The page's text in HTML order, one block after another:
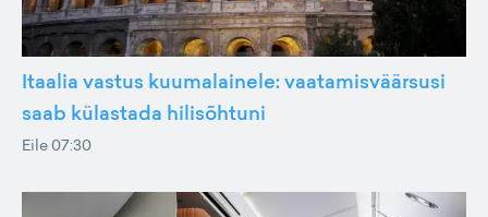
Itaalia vastus kuumalainele: vaatamisväärsusi
saab külastada hilisõhtuni
Eile 07:30